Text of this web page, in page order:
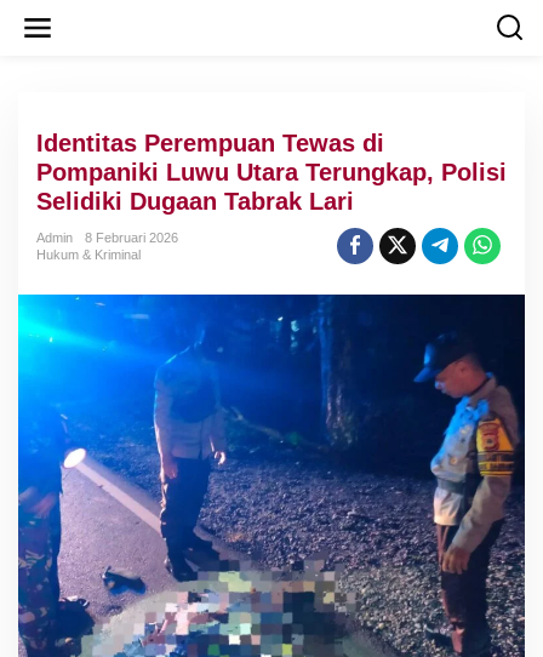
Identitas Perempuan Tewas di
Pompaniki Luwu Utara Terungkap, Polisi
Selidiki Dugaan Tabrak Lari
Admin
8 Februari 2026
Hukum & Kriminal